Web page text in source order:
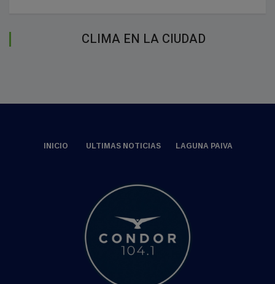
CLIMA EN LA CIUDAD
INICIO ULTIMAS NOTICIAS LAGUNA PAIVA